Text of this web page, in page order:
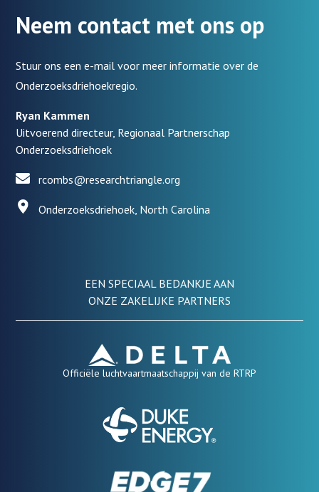
Neem contact met ons op
Stuur ons een e-mail voor meer informatie over de
Onderzoeksdriehoekregio.
Ryan Kammen
Uitvoerend directeur, Regionaal Partnerschap
Onderzoeksdriehoek
rcombs@researchtriangle.org
Onderzoeksdriehoek, North Carolina
EEN SPECIAAL BEDANKJE AAN
ONZE ZAKELIJKE PARTNERS
Officiële luchtvaartmaatschappij van de RTRP